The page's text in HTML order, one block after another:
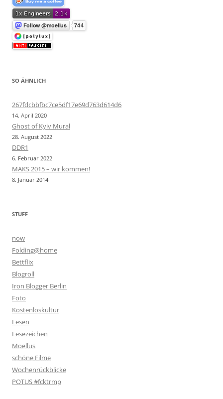
SO ÄHNLICH
267fdcbbfbc7ce5df17e69d763d614d6
14. April 2020
Ghost of Kyiv Mural
28. August 2022
DDR1
6. Februar 2022
MAKS 2015 – wir kommen!
8. Januar 2014
STUFF
now
Folding@home
Bettflix
Blogroll
Iron Blogger Berlin
Foto
Kostenloskultur
Lesen
Lesezeichen
Moellus
schöne Filme
Wochenrückblicke
POTUS #fcktrmp